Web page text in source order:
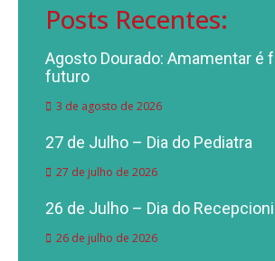
Posts Recentes:
Agosto Dourado: Amamentar é
futuro
3 de agosto de 2026
27 de Julho – Dia do Pediatra
27 de julho de 2026
26 de Julho – Dia do
26 de julho de 2026